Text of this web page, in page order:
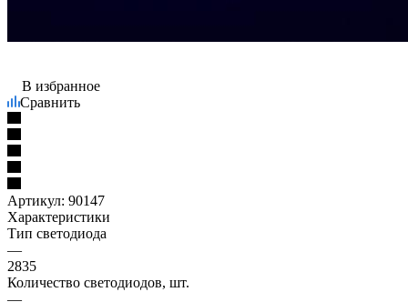
В избранное
Сравнить
Артикул: 90147
Характеристики
Тип светодиода
—
2835
Количество светодиодов, шт.
—